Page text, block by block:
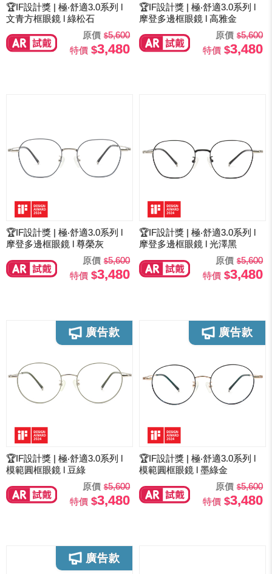
🏆IF設計獎 | 極‧舒適3.0系列 l
文青方框眼鏡 l 綠松石
原價
5,600
特價
3,480
🏆IF設計獎 | 極‧舒適3.0系列 l
摩登多邊框眼鏡 l 高雅金
原價
5,600
特價
3,480
🏆IF設計獎 | 極‧舒適3.0系列 l
摩登多邊框眼鏡 l 尊榮灰
原價
5,600
特價
3,480
🏆IF設計獎 | 極‧舒適3.0系列 l
摩登多邊框眼鏡 l 光澤黑
原價
5,600
特價
3,480
🏆IF設計獎 | 極‧舒適3.0系列 l
模範圓框眼鏡 l 豆綠
原價
5,600
特價
3,480
🏆IF設計獎 | 極‧舒適3.0系列 l
模範圓框眼鏡 l 墨綠金
原價
5,600
特價
3,480